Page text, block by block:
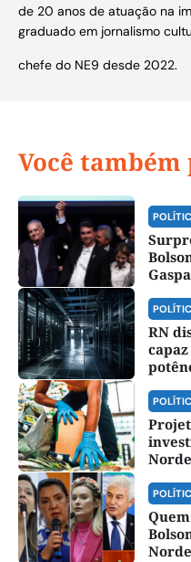
de 20 anos de atuação na
graduado em jornalismo
chefe do NE9 desde 2022.
Você
RN